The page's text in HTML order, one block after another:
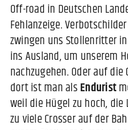
Off-road in Deutschen
Fehlanzeige.
zwingen uns Stollenritter
ins Ausland, um unserem
nachzugehen. Oder auf die
dort ist man alsEndurist
weil die Hügel zu hoch,
zu viele Crosser auf der